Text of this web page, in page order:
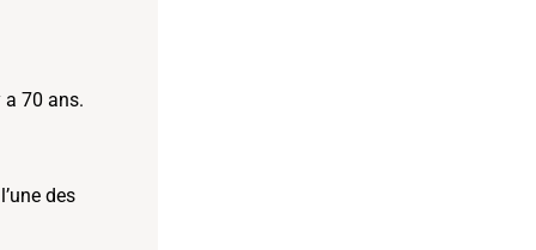
a 70 ans.
des